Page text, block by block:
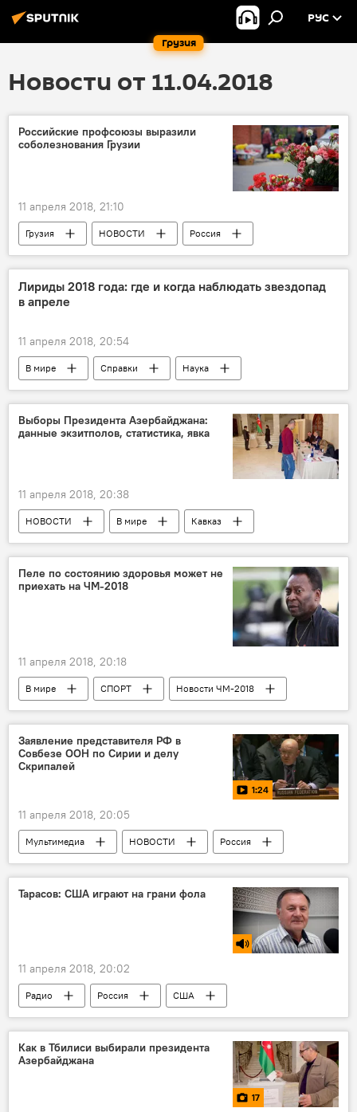
Грузия
РУС
Новости от 11.04.2018
Российские профсоюзы выразили
соболезнования Грузии
11 апреля 2018, 21:10
Грузия НОВОСТИ
Россия
ОБЩЕСТВО
ПРОИСШЕСТВИЯ
США
Объединение профсоюзов Грузии
Шахта имени Миндели
Лириды 2018 года: где и когда наблюдать звездопад
в апреле
11 апреля 2018, 20:54
В мире Справки Наука
Выборы Президента Азербайджана:
данные экзитполов, статистика, явка
11 апреля 2018, 20:38
НОВОСТИ В мире
Кавказ
Политика
Что происходит в мире
Азербайджан
Ильхам Алиев
выборы
Итоги президентских выборов в Азербайджане 2018
Пеле по состоянию здоровья может не
приехать на ЧМ-2018
11 апреля 2018, 20:18
В мире СПОРТ
Новости ЧМ-2018
ФИФА-2018
Пеле
Заявление представителя РФ в
Совбезе ООН по Сирии и делу
Скрипалей
1:24
11 апреля 2018, 20:05
Мультимедиа НОВОСТИ
Россия
В мире
Видео
Сирия
СБ ООН
Совбез ООН
Тарасов: США играют на грани фола
11 апреля 2018, 20:02
Радио Россия США
Как в Тбилиси выбирали президента
Азербайджана
17